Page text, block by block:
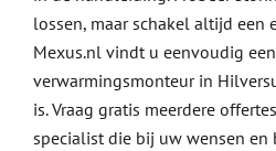
lossen, maar schakel altijd een
Mexus.nl vindt u eenvoudig
verwarmingsmonteur in
is. Vraag gratis meerdere
specialist die bij uw wensen